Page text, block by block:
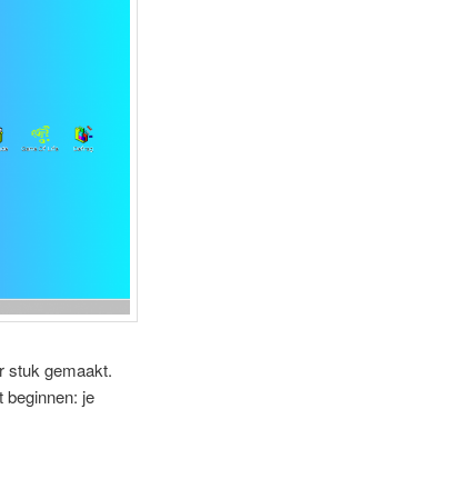
stuk gemaakt.
beginnen: je